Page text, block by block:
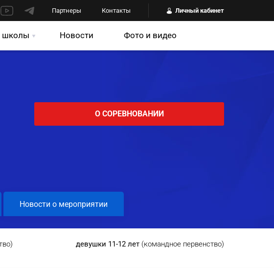
Партнеры Контакты Личный кабинет
школы Новости Фото и видео
О СОРЕВНОВАНИИ
Новости о мероприятии
девушки 11-12 лет (командное первенство)